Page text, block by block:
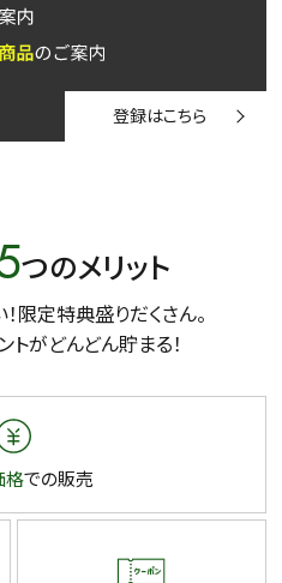
登録はこちら
つのメリット
限定特典盛りだくさん。
トがどんどん貯まる！
格での販売